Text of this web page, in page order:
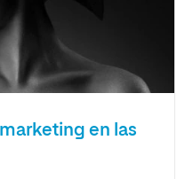
en las